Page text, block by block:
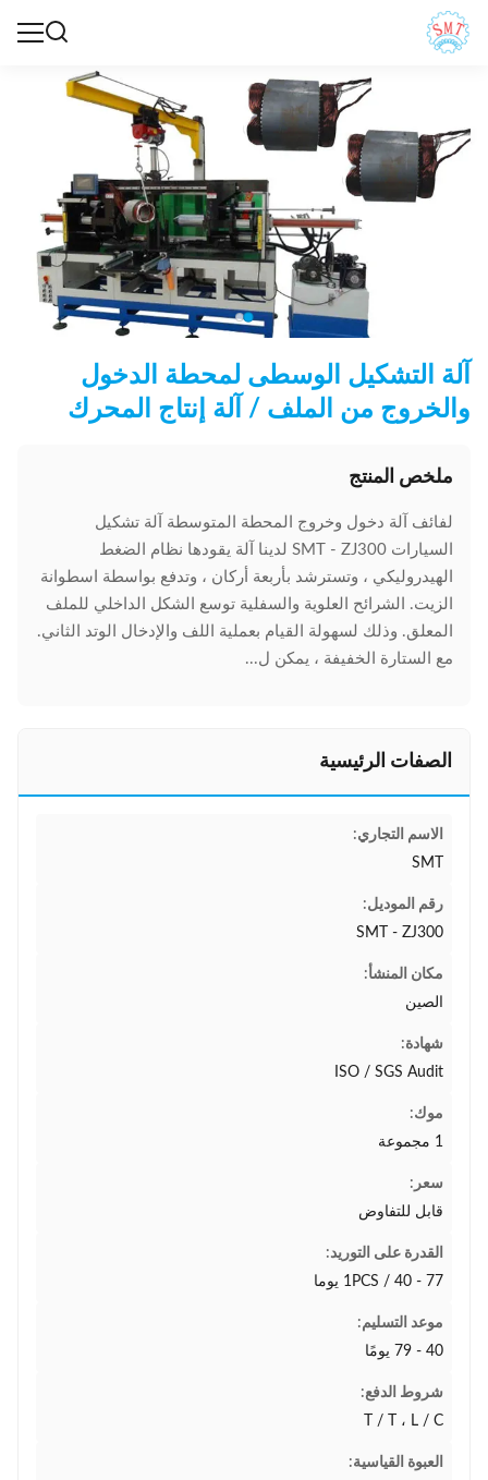
آلة التشكيل الوسطى لمحطة الدخول
والخروج من الملف / آلة إنتاج المحرك
ملخص المنتج
لفائف آلة دخول وخروج المحطة المتوسطة آلة تشكيل
السيارات SMT - ZJ300 لدينا آلة يقودها نظام الضغط
الهيدروليكي ، وتسترشد بأربعة أركان ، وتدفع بواسطة اسطوانة
الزيت. الشرائح العلوية والسفلية توسع الشكل الداخلي للملف
المعلق. وذلك لسهولة القيام بعملية اللف والإدخال الوتد الثاني.
مع الستارة الخفيفة ، يمكن ل...
الصفات الرئيسية
الاسم التجاري:
SMT
رقم الموديل:
SMT - ZJ300
مكان المنشأ:
الصين
شهادة:
ISO / SGS Audit
موك:
1 مجموعة
سعر:
قابل للتفاوض
القدرة على التوريد:
1PCS / 40 - 77 يوما
موعد التسليم:
40 - 79 يومًا
شروط الدفع:
T / T ، L / C
العبوة القياسية: